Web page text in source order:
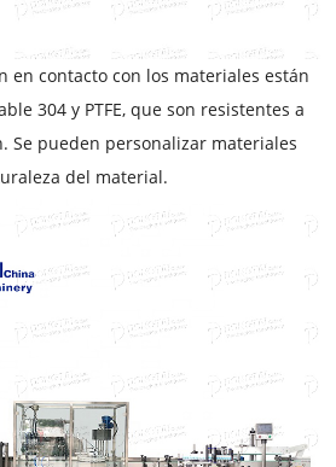
en contacto con los materiales están
304 y PTFE, que son resistentes a
Se pueden personalizar materiales
del material.